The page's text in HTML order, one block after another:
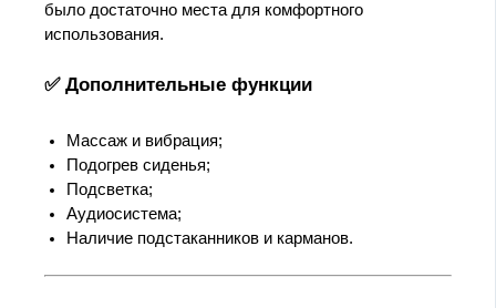
было достаточно места для комфортного
использования.
✅ Дополнительные функции
Массаж и вибрация;
Подогрев сиденья;
Подсветка;
Аудиосистема;
Наличие подстаканников и карманов.